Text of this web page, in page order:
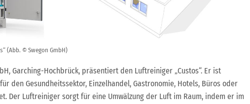
(Abb. © Swegon GmbH)
Garching-Hochbrück, präsentiert den Luftreiniger „Custos“. Er ist
den Gesundheitssektor, Einzelhandel, Gastronomie, Hotels, Büros oder
Der Luftreiniger sorgt für eine Umwälzung der Luft im Raum, indem er im